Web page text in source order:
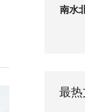
南水
最